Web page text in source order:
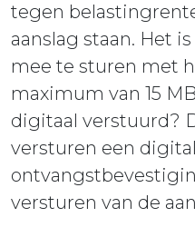
tegen
aanslag staan. Het
mee te sturen met
maximum van 15
digitaal verstuurd?
versturen een
versturen van de